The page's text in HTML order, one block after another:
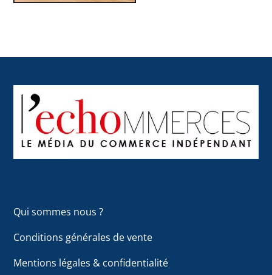
To
Top
Qui sommes nous ?
Conditions générales de vente
Mentions légales & confidentialité